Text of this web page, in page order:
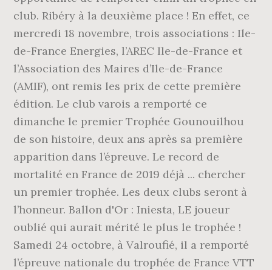
club. Ribéry à la deuxième place ! En effet, ce
mercredi 18 novembre, trois associations : Ile-
de-France Energies, l’AREC Ile-de-France et
l’Association des Maires d’Ile-de-France
(AMIF), ont remis les prix de cette première
édition. Le club varois a remporté ce
dimanche le premier Trophée Gounouilhou
de son histoire, deux ans après sa première
apparition dans l’épreuve. Le record de
mortalité en France de 2019 déjà ... chercher
un premier trophée. Les deux clubs seront à
l’honneur. Ballon d'Or : Iniesta, LE joueur
oublié qui aurait mérité le plus le trophée !
Samedi 24 octobre, à Valroufié, il a remporté
l’épreuve nationale du trophée de France VTT